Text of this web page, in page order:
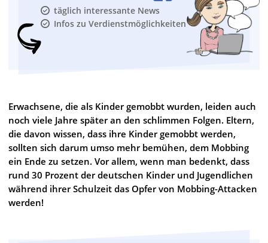
täglich interessante News
Infos zu Verdienstmöglichkeiten
Erwachsene, die als Kinder gemobbt wurden, leiden auch
noch viele Jahre später an den schlimmen Folgen. Eltern,
die davon wissen, dass ihre Kinder gemobbt werden,
sollten sich darum umso mehr bemühen, dem Mobbing
ein Ende zu setzen. Vor allem, wenn man bedenkt, dass
rund 30 Prozent der deutschen Kinder und Jugendlichen
während ihrer Schulzeit das Opfer von Mobbing-Attacken
werden!